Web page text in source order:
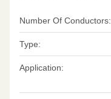
Number Of Conductors:
Type:
Application: